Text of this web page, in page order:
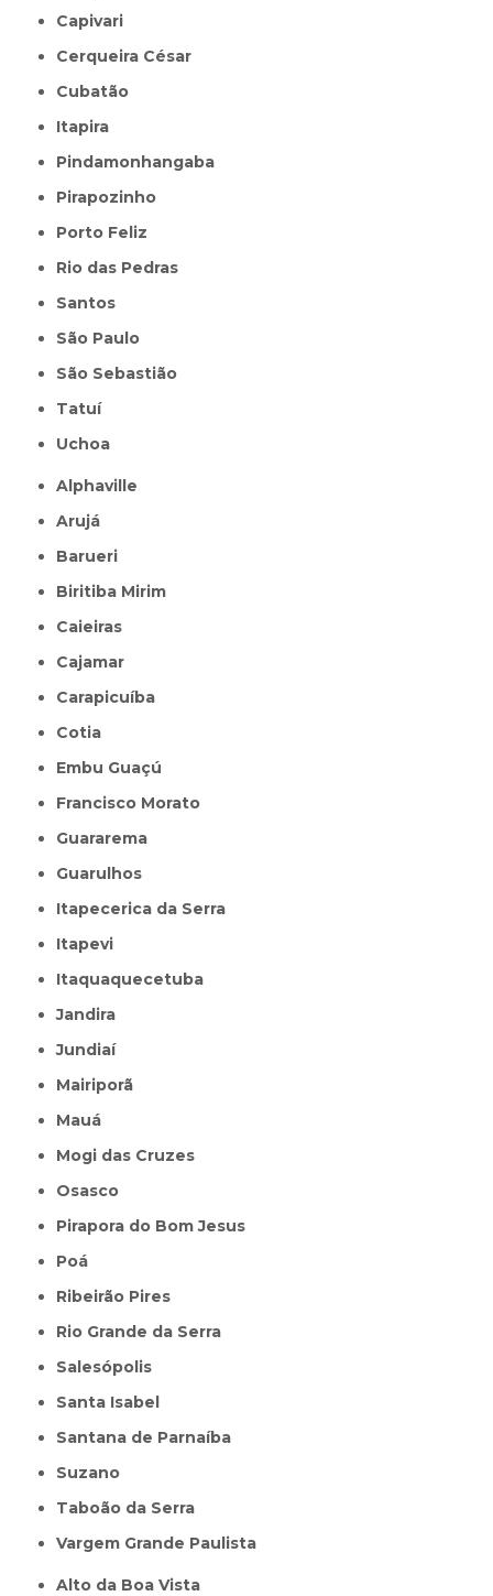
Capivari
Cerqueira César
Cubatão
Itapira
Pindamonhangaba
Pirapozinho
Porto Feliz
Rio das Pedras
Santos
São Paulo
São Sebastião
Tatuí
Uchoa
Alphaville
Arujá
Barueri
Biritiba Mirim
Caieiras
Cajamar
Carapicuíba
Cotia
Embu Guaçú
Francisco Morato
Guararema
Guarulhos
Itapecerica da Serra
Itapevi
Itaquaquecetuba
Jandira
Jundiaí
Mairiporã
Mauá
Mogi das Cruzes
Osasco
Pirapora do Bom Jesus
Poá
Ribeirão Pires
Rio Grande da Serra
Salesópolis
Santa Isabel
Santana de Parnaíba
Suzano
Taboão da Serra
Vargem Grande Paulista
Alto da Boa Vista